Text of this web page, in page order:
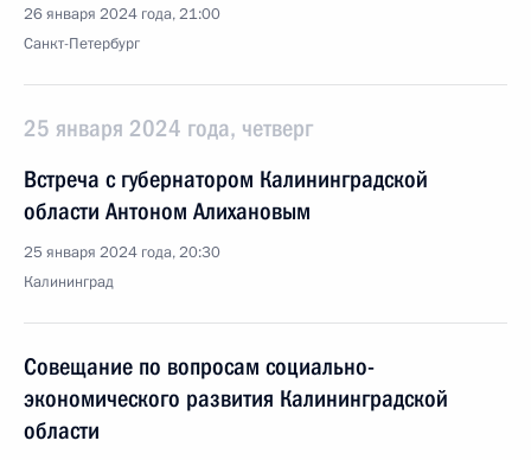
26 января 2024 года, 21:00
Санкт-Петербург
25 января 2024 года, четверг
Встреча с губернатором Калининградской
области Антоном Алихановым
25 января 2024 года, 20:30
Калининград
Совещание по вопросам социально-
экономического развития Калининградской
области